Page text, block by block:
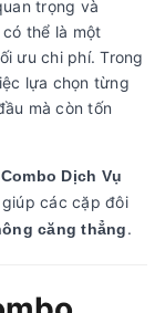
trọng và
thể là một
ưu chi phí. Trong
lựa chọn từng
mà còn tốn
Dịch Vụ
các cặp đôi
căng thẳng.